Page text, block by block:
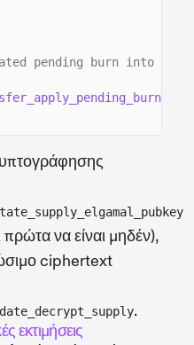
pending burn into
να είναι μηδέν),
ciphertext
.
εκτιμήσεις